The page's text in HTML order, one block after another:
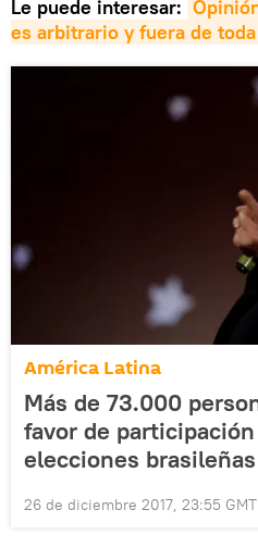
Le puede interesar:
es arbitrario y fuera de
América Latina
Más de 73.000
favor de
elecciones brasileñas
26 de diciembre 2017, 23:55 GMT